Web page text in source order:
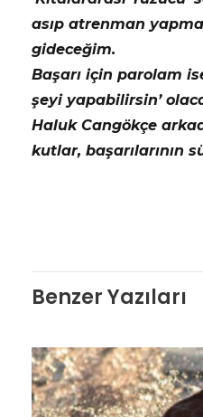
asıp atrenman
gideceğim.
Başarı için parolam
şeyi yapabilirsin’
Haluk Cangökçe
kutlar, başarılarının
Benzer Yazıları